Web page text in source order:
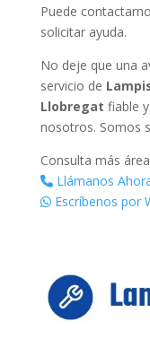
Puede
solicitar ayuda.
No deje que una
servicio de
Llobregat fiable
nosotros. Somos
Consulta más
Llámanos
Escríbenos por